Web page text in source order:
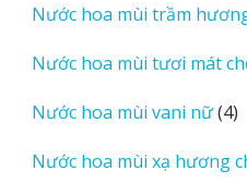
Nước hoa mùi trầm
Nước hoa mùi tươi mát
Nước hoa mùi vani nữ 44
Nước hoa mùi xạ hương